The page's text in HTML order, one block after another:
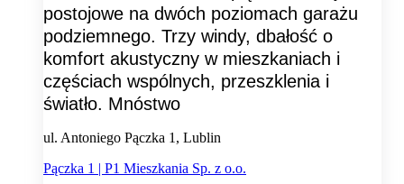
postojowe na dwóch poziomach garażu
podziemnego. Trzy windy, dbałość o
komfort akustyczny w mieszkaniach i
częściach wspólnych, przeszklenia i
światło. Mnóstwo
ul. Antoniego Pączka 1, Lublin
Pączka 1 | P1 Mieszkania Sp. z o.o.